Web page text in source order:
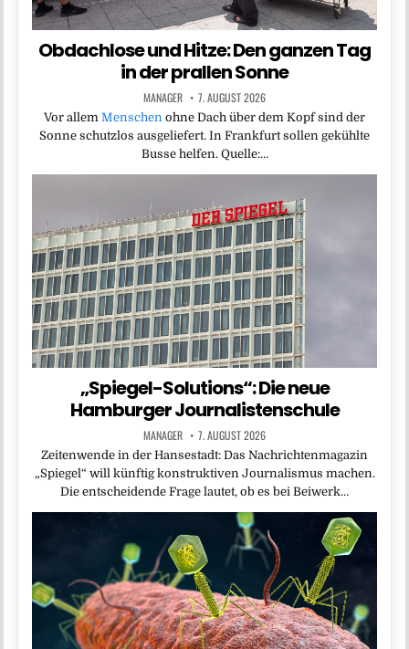
Obdachlose und Hitze: Den ganzen Tag
in der prallen Sonne
MANAGER 7. AUGUST 2026
Vor allem Menschen ohne Dach über dem Kopf sind der
Sonne schutzlos ausgeliefert. In Frankfurt sollen gekühlte
Busse helfen. Quelle:…
„Spiegel-Solutions“: Die neue
Hamburger Journalistenschule
MANAGER 7. AUGUST 2026
Zeitenwende in der Hansestadt: Das Nachrichtenmagazin
„Spiegel“ will künftig konstruktiven Journalismus machen.
Die entscheidende Frage lautet, ob es bei Beiwerk…